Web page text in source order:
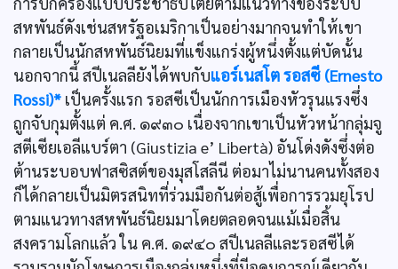
สหพันธ์ดังเช่นสหรัฐอเมริกาเป็นอย่างมากจนทำให้เขา
กลายเป็นนักสหพันธ์นิยมที่แข็งแกร่งผู้หนึ่งตั้งแต่บัดนั้น
นอกจากนี้ สปีเนลลียังได้พบกับแอร์เนสโต รอสซี (Ernesto
Rossi)* เป็นครั้งแรก รอสซีเป็นนักการเมืองหัวรุนแรงซึ่ง
ถูกจับกุมตั้งแต่ ค.ศ. ๑๙๓๐ เนื่องจากเขาเป็นหัวหน้ากลุ่มจู
สตีเซียเอลีแบร์ตา (Giustizia e’ Libertà) อันโด่งดังซึ่งต่อ
ต้านระบอบฟาสซิสต์ของมุสโสลีนี ต่อมาไม่นานคนทั้งสอง
ก็ได้กลายเป็นมิตรสนิทที่ร่วมมือกันต่อสู้เพื่อการรวมยุโรป
ตามแนวทางสหพันธ์นิยมมาโดยตลอดจนแม้เมื่อสิ้น
สงครามโลกแล้ว ใน ค.ศ. ๑๙๔๐ สปีเนลลีและรอสซีได้